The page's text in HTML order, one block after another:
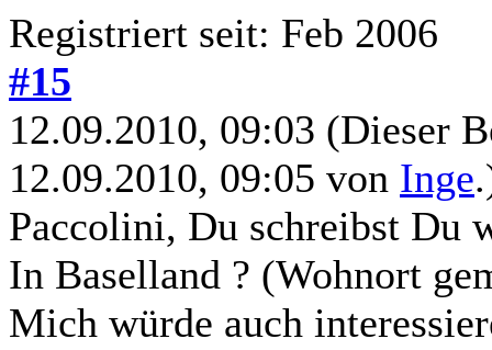
Registriert seit: Feb 2006
#15
12.09.2010, 09:03 (Dieser
12.09.2010, 09:05 von Inge
Paccolini, Du schreibst Du
In Baselland ? (Wohnort
Mich würde auch